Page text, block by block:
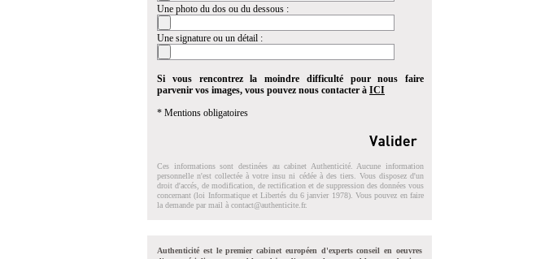
Une photo du dos ou du dessous :
Une signature ou un détail :
Si vous rencontrez la moindre difficulté pour nous faire
parvenir vos images, vous pouvez nous contacter à ICI
* Mentions obligatoires
Ces informations sont destinées au cabinet Authenticité. Aucune information
personnelle n'est collectée à votre insu ni cédée à des tiers. Vous disposez d'un
droit d'accés, de modification, de rectification et de suppression des données vous
concernant (loi Informatique et Libertés du 6 janvier 1978). Vous pouvez en faire
la demande par mail à contact@authenticite.fr.
Authenticité est le premier cabinet européen d'experts conseil en oeuvres